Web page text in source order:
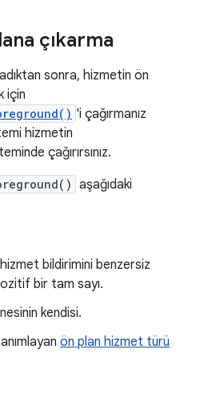
çıkarma
sonra, hizmetin ön
için
'i çağırmanız
hizmetin
çağırırsınız.
aşağıdaki
bildirimini benzersiz
bir tam sayı.
kendisi.
ön plan hizmet türü